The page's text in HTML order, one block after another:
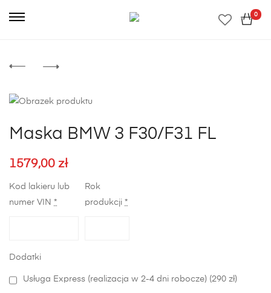
0
Maska BMW 3 F30/F31 FL
1579,00 zł
Kod lakieru lub
numer VIN *
Rok
produkcji *
Dodatki
Usługa Express (realizacja w 2-4 dni robocze) (290 zł)